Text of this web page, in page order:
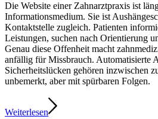
Die Website einer Zahnarztpraxis ist
Informationsmedium. Sie ist
Kontaktstelle zugleich. Patienten
Leistungen, suchen nach Orientierung
Genau diese Offenheit macht
anfällig für Missbrauch. Automatisierte
Sicherheitslücken gehören inzwischen
unbemerkt, aber mit spürbaren Folgen.
Weiterlesen